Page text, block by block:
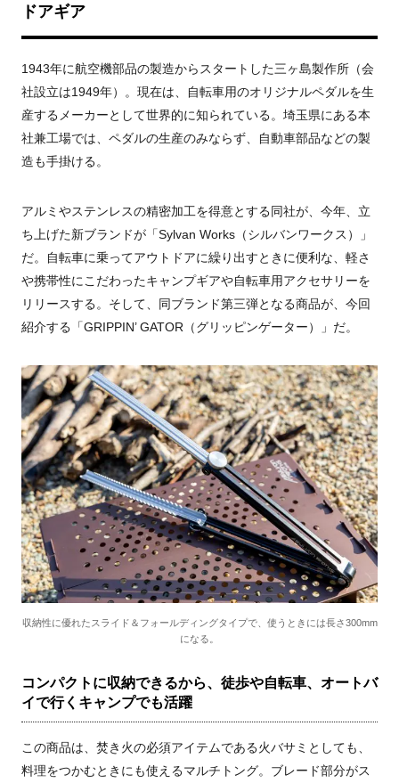
ドアギア
1943年に航空機部品の製造からスタートした三ヶ島製作所（会
社設立は1949年）。現在は、自転車用のオリジナルペダルを生
産するメーカーとして世界的に知られている。埼玉県にある本
社兼工場では、ペダルの生産のみならず、自動車部品などの製
造も手掛ける。
アルミやステンレスの精密加工を得意とする同社が、今年、立
ち上げた新ブランドが「Sylvan Works（シルバンワークス）」
だ。自転車に乗ってアウトドアに繰り出すときに便利な、軽さ
や携帯性にこだわったキャンプギアや自転車用アクセサリーを
リリースする。そして、同ブランド第三弾となる商品が、今回
紹介する「GRIPPIN’ GATOR（グリッピンゲーター）」だ。
収納性に優れたスライド＆フォールディングタイプで、使うときには長さ300mm
になる。
コンパクトに収納できるから、徒歩や自転車、オートバ
イで行くキャンプでも活躍
この商品は、焚き火の必須アイテムである火バサミとしても、
料理をつかむときにも使えるマルチトング。ブレード部分がス